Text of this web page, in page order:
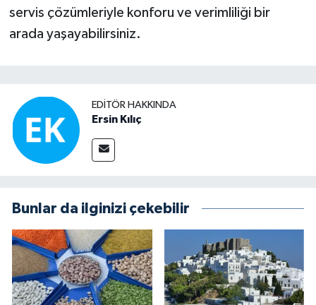
servis çözümleriyle konforu ve verimliliği bir
arada yaşayabilirsiniz.
EDITÖR HAKKINDA
Ersin Kılıç
Bunlar da ilginizi çekebilir